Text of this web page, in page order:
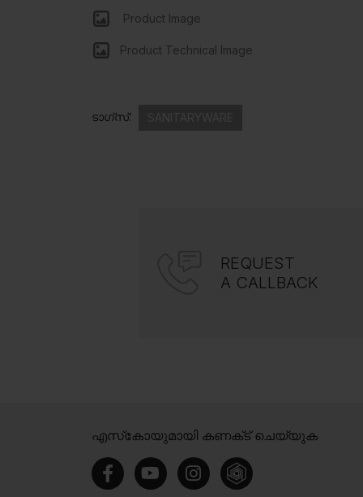
Product Image
Product Technical Image
ടാഗ്സ്:
REQUEST
A CALLBACK
എസ്‍കോയുമായി കണക്‌ട് ചെയ്യുക